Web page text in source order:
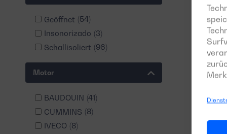
Geöffnet (54)
Insonorizado (3)
Schallisoliert (96)
Motor
BAUDOUIN (41)
CUMMINS (8)
IVECO (8)